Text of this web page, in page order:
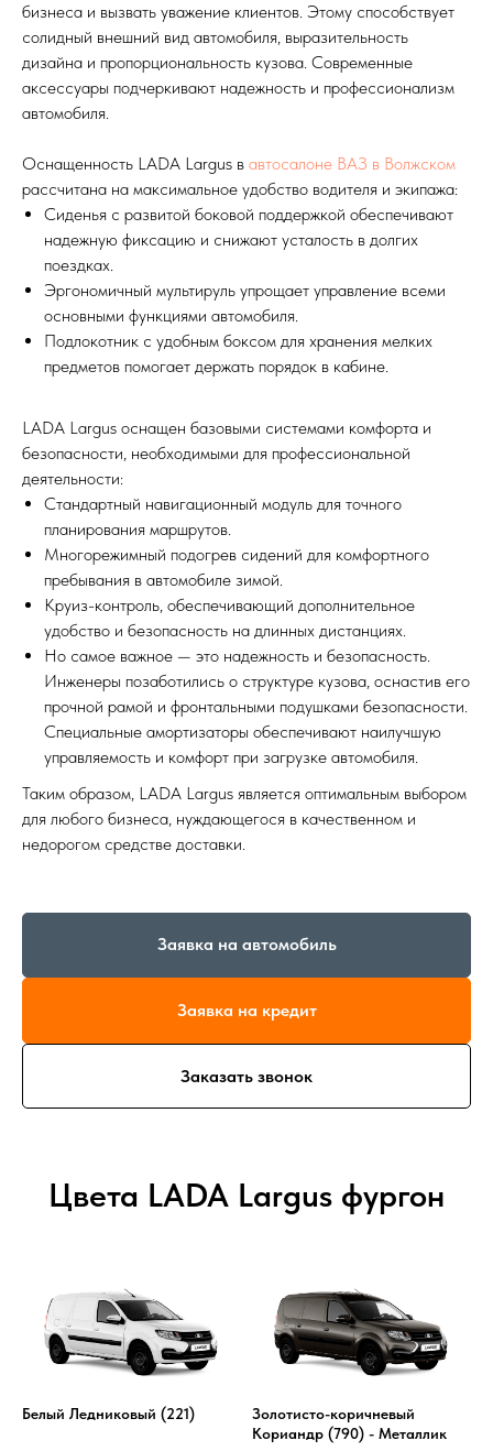
бизнеса и вызвать уважение клиентов. Этому способствует
солидный внешний вид автомобиля, выразительность
дизайна и пропорциональность кузова. Современные
аксессуары подчеркивают надежность и профессионализм
автомобиля.
Оснащенность LADA Largus в автосалоне ВАЗ в Волжском
рассчитана на максимальное удобство водителя и экипажа:
Сиденья с развитой боковой поддержкой обеспечивают
надежную фиксацию и снижают усталость в долгих
поездках.
Эргономичный мультируль упрощает управление всеми
основными функциями автомобиля.
Подлокотник с удобным боксом для хранения мелких
предметов помогает держать порядок в кабине.
LADA Largus оснащен базовыми системами комфорта и
безопасности, необходимыми для профессиональной
деятельности:
Стандартный навигационный модуль для точного
планирования маршрутов.
Многорежимный подогрев сидений для комфортного
пребывания в автомобиле зимой.
Круиз-контроль, обеспечивающий дополнительное
удобство и безопасность на длинных дистанциях.
Но самое важное — это надежность и безопасность.
Инженеры позаботились о структуре кузова, оснастив его
прочной рамой и фронтальными подушками безопасности.
Специальные амортизаторы обеспечивают наилучшую
управляемость и комфорт при загрузке автомобиля.
Таким образом, LADA Largus является оптимальным выбором
для любого бизнеса, нуждающегося в качественном и
недорогом средстве доставки.
Заявка на автомобиль
Заявка на кредит
Заказать звонок
Цвета LADA Largus фургон
Белый Ледниковый (221)
Золотисто-коричневый
Кориандр (790) - Металлик